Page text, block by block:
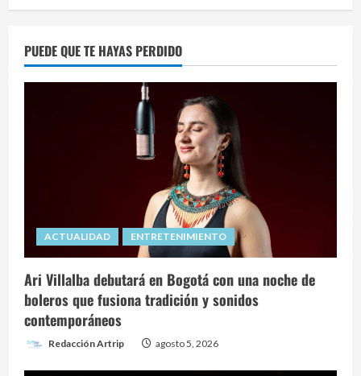
PUEDE QUE TE HAYAS PERDIDO
ACTUALIDAD ENTRETENIMIENTO
Ari Villalba debutará en Bogotá con una noche de
boleros que fusiona tradición y sonidos
contemporáneos
Redacción Artrip agosto 5, 2026